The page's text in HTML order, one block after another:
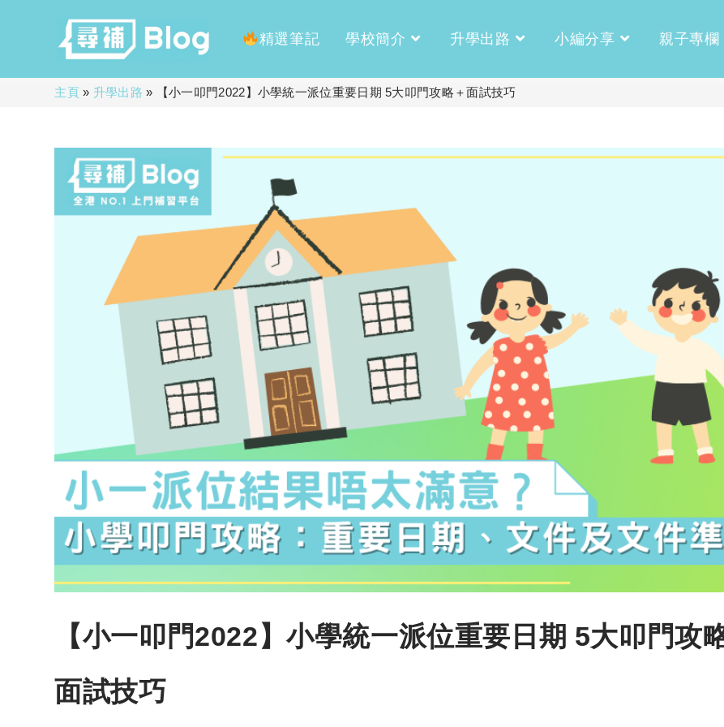
精選筆記 學校簡介 升學出路 小編分享 親子專欄
主頁» 升學出路 » 【小一叩門2022】小學統一派位重要日期 5大叩門攻略＋面試技巧
【小一叩門2022】小學統一派位重要日期 5大叩門攻
面試技巧